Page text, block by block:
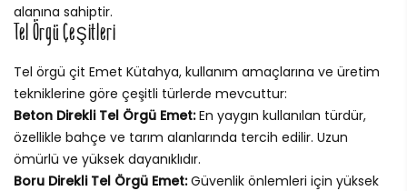
alanına sahiptir.
Tel Örgü Çeşitleri
Tel örgü çit Emet Kütahya, kullanım amaçlarına ve üretim
tekniklerine göre çeşitli türlerde mevcuttur:
Beton Direkli Tel Örgü Emet:En yaygın kullanılan türdür,
özellikle bahçe ve tarım alanlarında tercih edilir. Uzun
ömürlü ve yüksek dayanıklıdır.
Boru Direkli Tel Örgü Emet:Güvenlik önlemleri için yüksek